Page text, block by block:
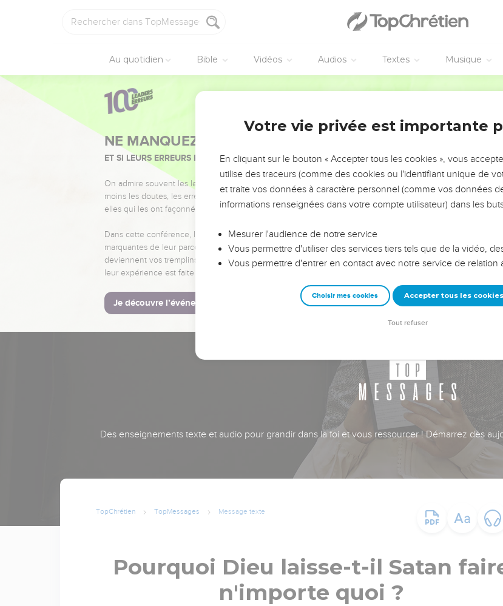
Au quotidien Bible Vidéos Audios Textes Musique
NE MANQUEZ PAS L’ÉVÉNEMENT DE L’ANNÉE !
ET SI LEURS ERREURS POUVAIENT VOUS ÉVITER LES VOTRES ?
On admire souvent les leaders pour leurs réussites, leur impact, leur foi ou leur vision. Mais on voit
moins les doutes, les erreurs et les saisons difficiles qu'ils ont traversés, alors même que ce sont
elles qui les ont façonnés.
Dans cette conférence, leaders, entrepreneurs, et responsables reviennent sur les erreurs
marquantes de leur parcours et les clés pour avancer avec plus de sagesse afin que leurs erreurs
deviennent vos tremplins. Que vous guidiez un ministère, une équipe, un groupe ou une famille,
leur expérience est faite pour vous.
Je découvre l’événement
Des enseignements texte et audio pour grandir dans la foi et vous ressourcer ! Démarrez dès
TopChrétien TopMessages Message texte
Pourquoi Dieu laisse-t-il Satan
n'importe quoi ?
Votre vie privée est importante
En cliquant sur le bouton « Accepter tous les cookies », vous
utilise des traceurs (comme des cookies ou l'identifiant unique de
et traite vos données à caractère personnel (comme vos données
informations renseignées dans votre compte utilisateur) dans les
Mesurer l'audience de notre service
Vous permettre d'utiliser des services tiers tels que de la vidéo,
Vous permettre d'entrer en contact avec notre service de relation
Choisir mes cookies Accepter tous les cookies
Tout refuser